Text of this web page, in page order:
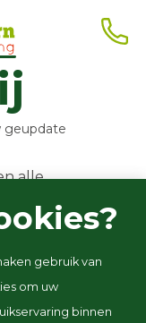
geupdate
alle
geüpdate
u bij ons
gebruik van
om uw
binnen